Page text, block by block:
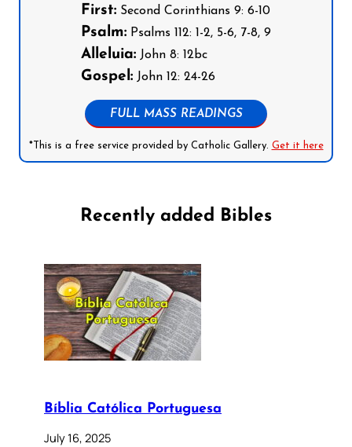
First: Second Corinthians 9: 6-10
Psalm: Psalms 112: 1-2, 5-6, 7-8, 9
Alleluia: John 8: 12bc
Gospel: John 12: 24-26
FULL MASS READINGS
*This is a free service provided by Catholic Gallery. Get it here
Recently added Bibles
Bíblia Católica Portuguesa
July 16, 2025